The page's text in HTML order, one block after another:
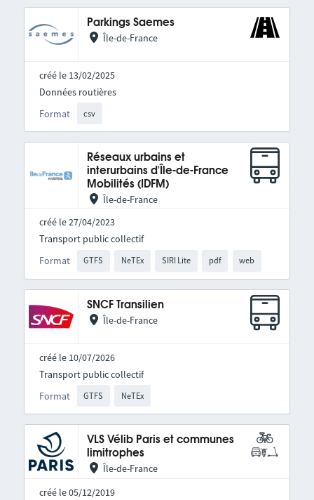
Parkings Saemes
Île-de-France
créé le 13/02/2025
Format csv
Données routières
Réseaux urbains et
interurbains d'Île-de-France
Mobilités (IDFM)
Île-de-France
créé le 27/04/2023
Format GTFS NeTEx SIRI Lite pdf web
Transport public collectif
SNCF Transilien
Île-de-France
créé le 10/07/2026
Format GTFS NeTEx
Transport public collectif
VLS Vélib Paris et communes
limitrophes
Île-de-France
créé le 05/12/2019